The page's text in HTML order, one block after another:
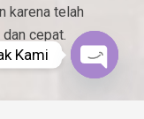
karena telah
cepat.
Kami